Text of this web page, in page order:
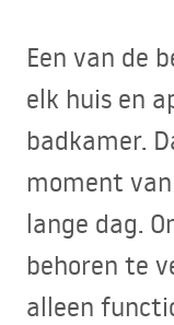
Een van de
elk huis en
badkamer.
moment
lange dag.
behoren te
alleen